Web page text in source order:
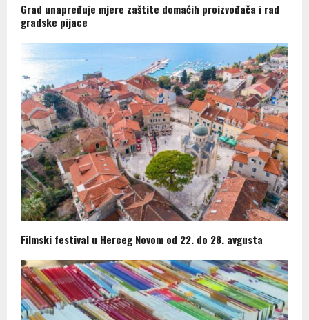
Grad unapređuje mjere zaštite domaćih proizvođača i rad
gradske pijace
Filmski festival u Herceg Novom od 22. do 28. avgusta